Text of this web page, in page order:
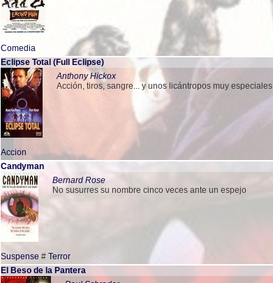
Comedia
Eclipse Total (Full Eclipse)
Anthony Hickox
Acción, tiros, sangre... y unos licántropos muy especiales
Accion
Candyman
Bernard Rose
No susurres su nombre cinco veces ante un espejo
Suspense # Terror
El Beso de la Pantera